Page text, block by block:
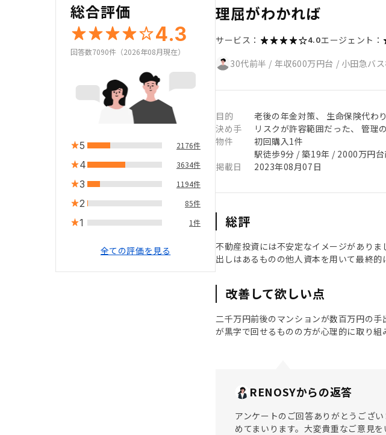
総合評価
4.3
回答数7090件（2026年08月現在）
5 2176件
4 3634件
3 1194件
2 85件
1 1件
全ての評価を見る
理屈がわかれば
サービス： 4.0エージェント：
30代前半 / 年収600万円台 / 小田急バ
目的
老後の年金対策、 生命保険代わ
決め手
リスクが許容範囲だった、 管理
物件
初回購入1件
駅徒歩9分 / 築19年 / 2000万円台
掲載日
2023年08月07日
総評
不動産投資には不安定なイメージがあり
出しはあるものの他人資本を用いて最終
改善して欲しい点
二千万円前後のマンションが数百万円の
が黒字で回せるものの方が心理的に取り組
RENOSYからの返答
アンケートのご回答ありがとうござ
めてまいります。大変貴重なご意見